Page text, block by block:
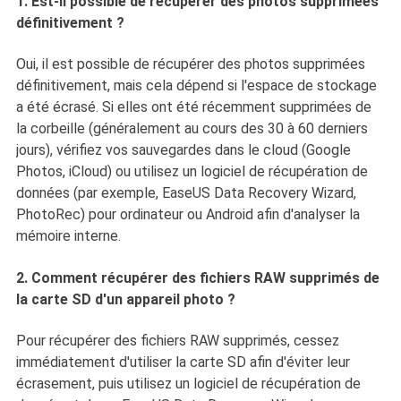
définitivement ?
Oui, il est possible de récupérer des photos supprimées
définitivement, mais cela dépend si l'espace de stockage
a été écrasé. Si elles ont été récemment supprimées de
la corbeille (généralement au cours des 30 à 60 derniers
jours), vérifiez vos sauvegardes dans le cloud (Google
Photos, iCloud) ou utilisez un logiciel de récupération de
données (par exemple, EaseUS Data Recovery Wizard,
PhotoRec) pour ordinateur ou Android afin d'analyser la
mémoire interne.
2. Comment récupérer des fichiers RAW supprimés de
la carte SD d'un appareil photo ?
Pour récupérer des fichiers RAW supprimés, cessez
immédiatement d'utiliser la carte SD afin d'éviter leur
écrasement, puis utilisez un logiciel de récupération de